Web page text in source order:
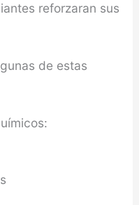
reforzaran sus
de estas